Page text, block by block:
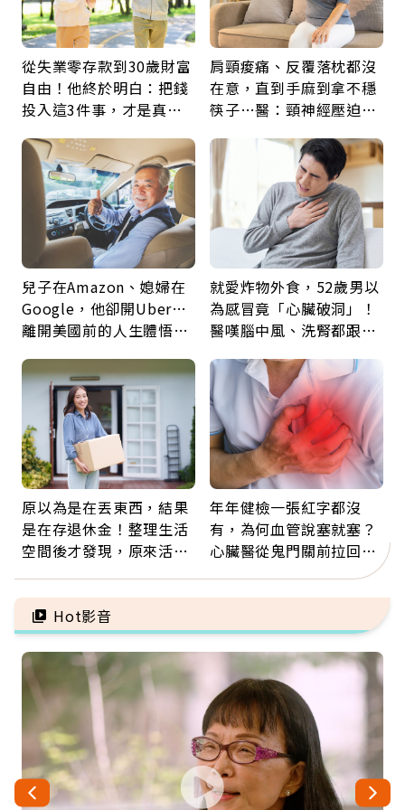
從失業零存款到30歲財富
自由！他終於明白：把錢
投入這3件事，才是真正
肩頸痠痛、反覆落枕都沒
在意，直到手麻到拿不穩
筷子…醫：頸神經壓迫上
鍵
兒子在Amazon、媳婦在
Google，他卻開Uber…
離開美國前的人生體悟：
就愛炸物外食，52歲男以
為感冒竟「心臟破洞」！
醫嘆腦中風、洗腎都跟它
救
原以為是在丟東西，結果
是在存退休金！整理生活
空間後才發現，原來活得
年年健檢一張紅字都沒
有，為何血管說塞就塞？
心臟醫從鬼門關前拉回病
人：會不會心梗要看對數
字
Hot影音